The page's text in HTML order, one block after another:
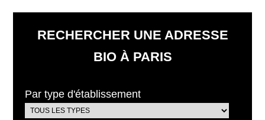
RECHERCHER UNE ADRESSE
BIO À PARIS
Par type d'établissement